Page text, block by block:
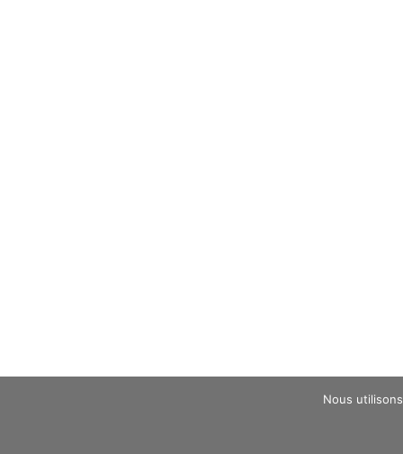
Nous